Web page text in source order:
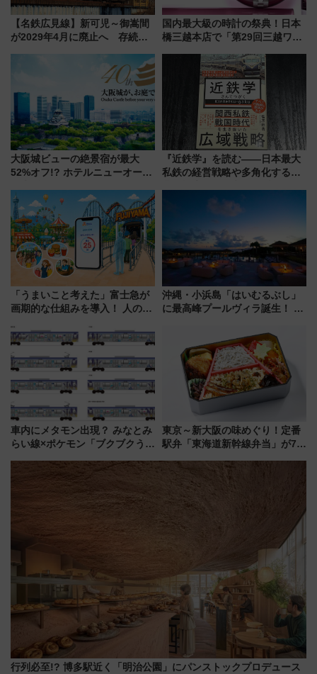
【名鉄広見線】新可児～御嵩間
が2029年4月に廃止へ 存続協
国内最大級の時計の祭典！日本
橋三越本店で「第29回三越ワー
【2026年8月5日～25日】
大阪城ビューの絶景宿が最大
52%オフ!? ホテルニューオータ
ール」で秋の関西旅を豪華にす
る方法（8月20日まで！）
『近鉄学』を読む――日本最大
私鉄の経営戦略や多角化する事
にする一冊
「うまいこと考えた」富士急が
画期的な仕組みを導入！ 人のか
ん」始動
沖縄・小浜島「はいむるぶし」
に最高峰プールヴィラ誕生！ 石
美旅「何もしない贅沢」を体験
してみない？
車内にメタモン出現？ みなとみ
らい線×ポケモン「ブクブクうみ
東京～新大阪の味めぐり！定番
駅弁「東海道新幹線弁当」が7月
行列必至!? 博多駅近く「明治公園」にパンストックプロデュース